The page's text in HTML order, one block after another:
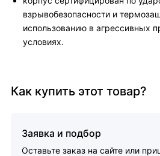
взрывобезопасности и
использованию в агрессивных
условиях.
Как купить этот товар?
Заявка и подбор
Оставьте заказ на сайте или